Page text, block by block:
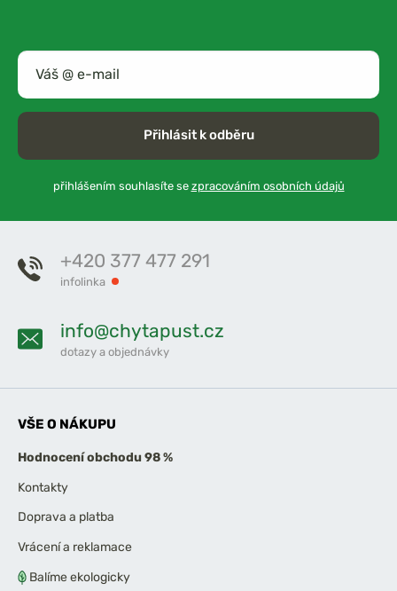
Přihlásit k odběru
přihlášením souhlasíte se zpracováním osobních údajů
+420 377 477 291
infolinka
info@chytapust.cz
dotazy a objednávky
VŠE O NÁKUPU
Hodnocení obchodu 98 %
Kontakty
Doprava a platba
Vrácení a reklamace
Balíme ekologicky